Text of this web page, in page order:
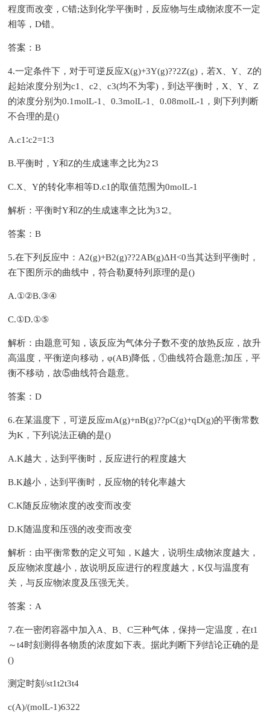
程度而改变，C错;达到化学平衡时，反应物与生成物浓度不一定
相等，D错。
答案：B
4.一定条件下，对于可逆反应X(g)+3Y(g)??2Z(g)，若X、Y、Z的
起始浓度分别为c1、c2、c3(均不为零)，到达平衡时，X、Y、Z
的浓度分别为0.1molL-1、0.3molL-1、0.08molL-1，则下列判断
不合理的是()
A.c1∶c2=1∶3
B.平衡时，Y和Z的生成速率之比为2∶3
C.X、Y的转化率相等D.c1的取值范围为0molL-1
解析：平衡时Y和Z的生成速率之比为3∶2。
答案：B
5.在下列反应中：A2(g)+B2(g)??2AB(g)ΔH<0当其达到平衡时，
在下图所示的曲线中，符合勒夏特列原理的是()
A.①②B.③④
C.①D.①⑤
解析：由题意可知，该反应为气体分子数不变的放热反应，故升
高温度，平衡逆向移动，φ(AB)降低，①曲线符合题意;加压，平
衡不移动，故⑤曲线符合题意。
答案：D
6.在某温度下，可逆反应mA(g)+nB(g)??pC(g)+qD(g)的平衡常数
为K，下列说法正确的是()
A.K越大，达到平衡时，反应进行的程度越大
B.K越小，达到平衡时，反应物的转化率越大
C.K随反应物浓度的改变而改变
D.K随温度和压强的改变而改变
解析：由平衡常数的定义可知，K越大，说明生成物浓度越大，
反应物浓度越小，故说明反应进行的程度越大，K仅与温度有
关，与反应物浓度及压强无关。
答案：A
7.在一密闭容器中加入A、B、C三种气体，保持一定温度，在t1
～t4时刻测得各物质的浓度如下表。据此判断下列结论正确的是
()
测定时刻/st1t2t3t4
c(A)/(molL-1)6322